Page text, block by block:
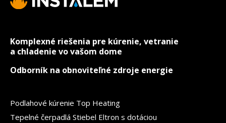
Komplexné riešenia pre kúrenie, vetranie
a chladenie vo vašom dome
Odborník na obnoviteľné zdroje energie
Podlahové kúrenie Top Heating
Tepelné čerpadlá Stiebel Eltron s dotáciou